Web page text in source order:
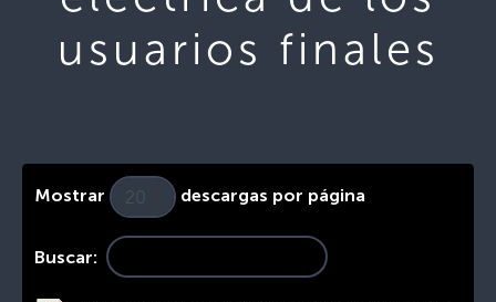
usuarios finales
Mostrar descargas por página
Buscar: